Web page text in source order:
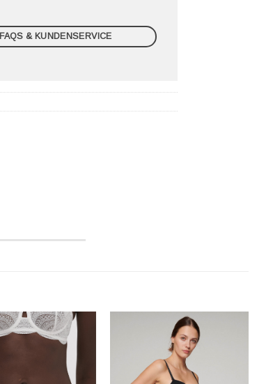
FAQS & KUNDENSERVICE